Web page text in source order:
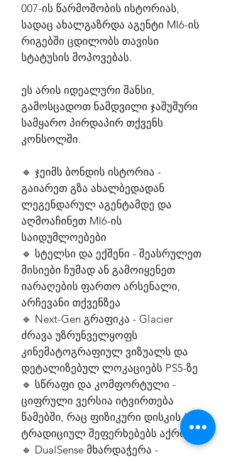
007-ის წარმოშობის ისტორიას,
სადაც ახალგაზრდა აგენტი MI6-ის
რიგებში ცდილობს თავისი
სტატუსის მოპოვებას.
ეს არის იდეალური შანსი,
გამოსცადოთ ნამდვილი ჯაშუშური
სამყარო პირდაპირ თქვენს
კონსოლში.
🔹 ჯეიმს ბონდის ისტორია -
გაიარეთ გზა ახალბედადან
ლეგენდარულ აგენტამდე და
აღმოაჩინეთ MI6-ის
საიდუმლოებები
🔹 სტელსი და ექშენი - შეასრულეთ
მისიები ჩუმად ან გამოიყენეთ
იარაღების ფართო არსენალი,
არჩევანი თქვენზეა
🔹 Next-Gen გრაფიკა - Glacier
ძრავა უზრუნველყოფს
კინემატოგრაფიულ ვიზუალს და
დეტალიზებულ ლოკაციებს PS5-ზე
🔹 სწრაფი და კომფორტული -
ციფრული ვერსია იტვირთება
წამებში, რაც ფიზიკური დისკის (CD)
ტრადიციულ შეფერხებებს აქრობს
🔹 DualSense მხარდაჭერა -